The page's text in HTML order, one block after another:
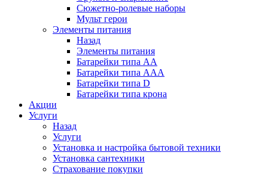
Сюжетно-ролевые наборы
Мульт герои
Элементы питания
Назад
Элементы питания
Батарейки типа АА
Батарейки типа ААА
Батарейки типа D
Батарейки типа крона
Акции
Услуги
Назад
Услуги
Установка и настройка бытовой техники
Установка сантехники
Страхование покупки